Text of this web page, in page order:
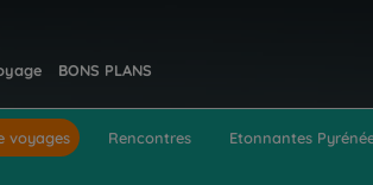
BONS PLANS
voyages Rencontres Etonnantes